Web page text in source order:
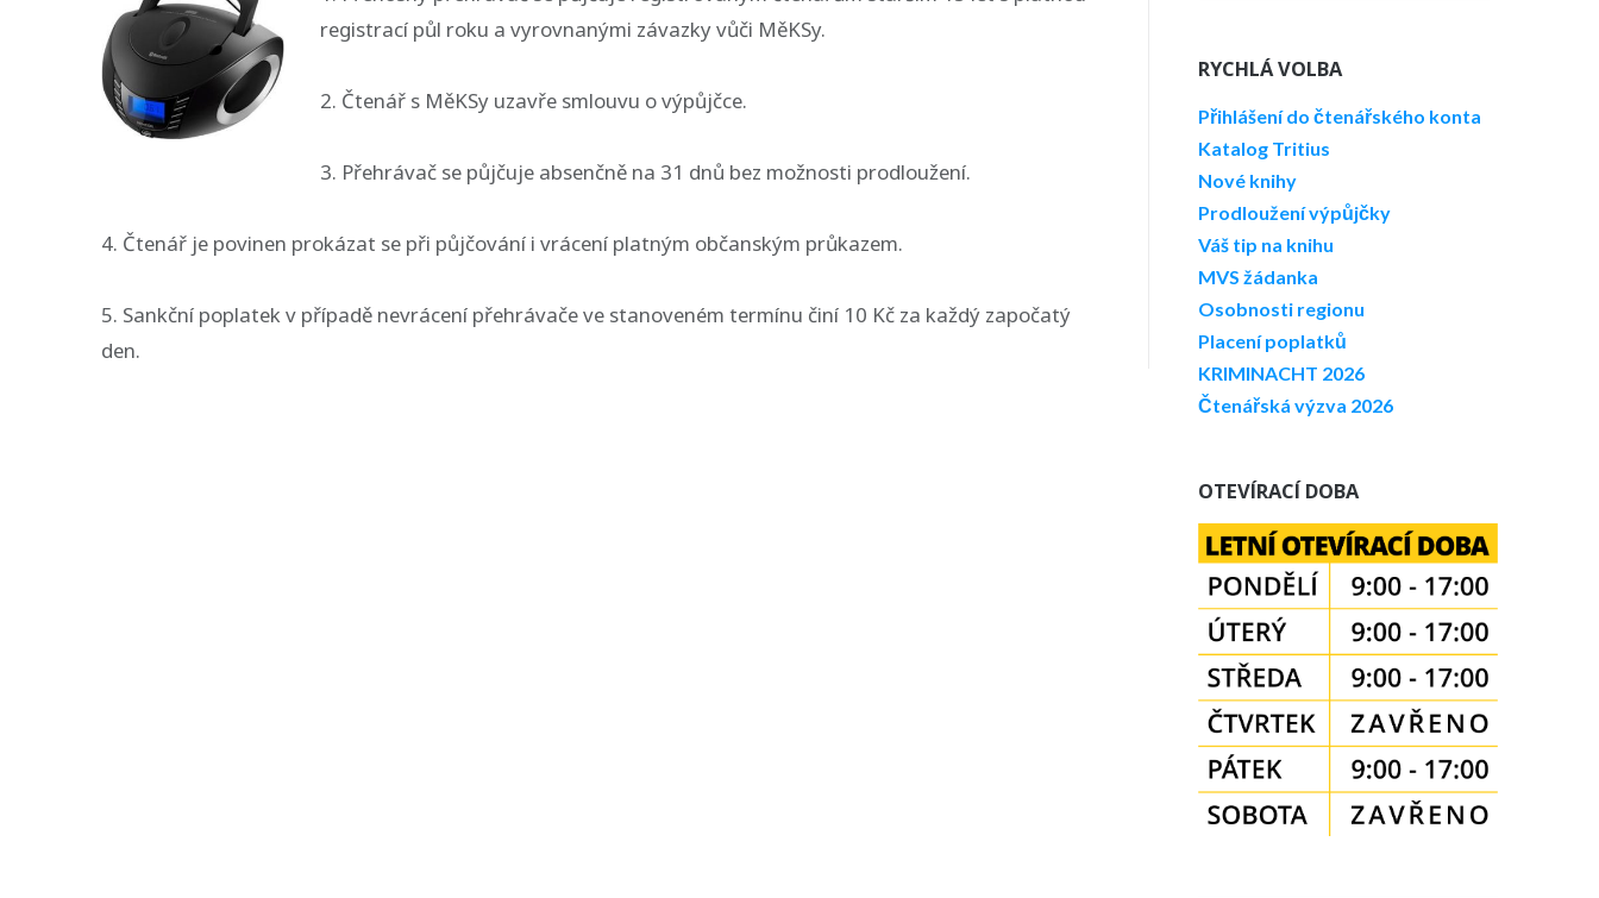
registrací půl roku a vyrovnanými závazky vůči MěKSy.
2. Čtenář s MěKSy uzavře smlouvu o výpůjčce.
3. Přehrávač se půjčuje absenčně na 31 dnů bez možnosti prodloužení.
4. Čtenář je povinen prokázat se při půjčování i vrácení platným občanským průkazem.
5. Sankční poplatek v případě nevrácení přehrávače ve stanoveném termínu činí 10 Kč za každý započatý
den.
RYCHLÁ VOLBA
Přihlášení do čtenářského konta
Katalog Tritius
Nové knihy
Prodloužení výpůjčky
Váš tip na knihu
MVS žádanka
Osobnosti regionu
Placení poplatků
KRIMINACHT 2026
Čtenářská výzva 2026
OTEVÍRACÍ DOBA